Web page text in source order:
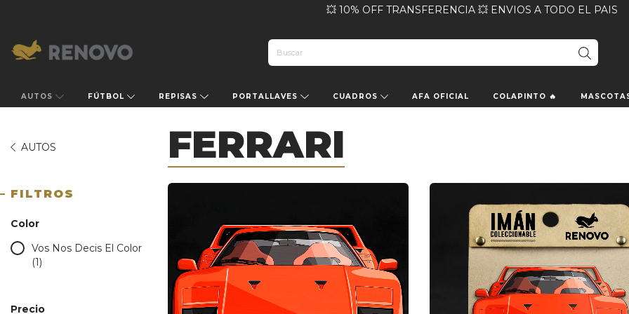
💥 10% OFF TRANSFERENCIA 💥 ENVIOS A TODO EL PAIS
AUTOS FÚTBOL REPISAS PORTALLAVES CUADROS AFA OFICIAL COLAPINTO 🔥
AUTOS
FILTROS
Color
Vos Nos Decis El Color
(1)
Precio
FERRARI